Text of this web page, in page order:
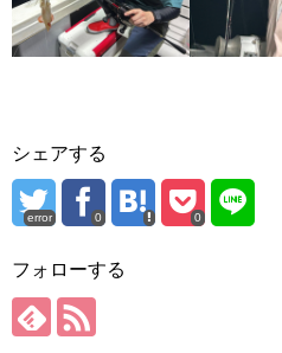
シェアする
error 0 0
フォローする